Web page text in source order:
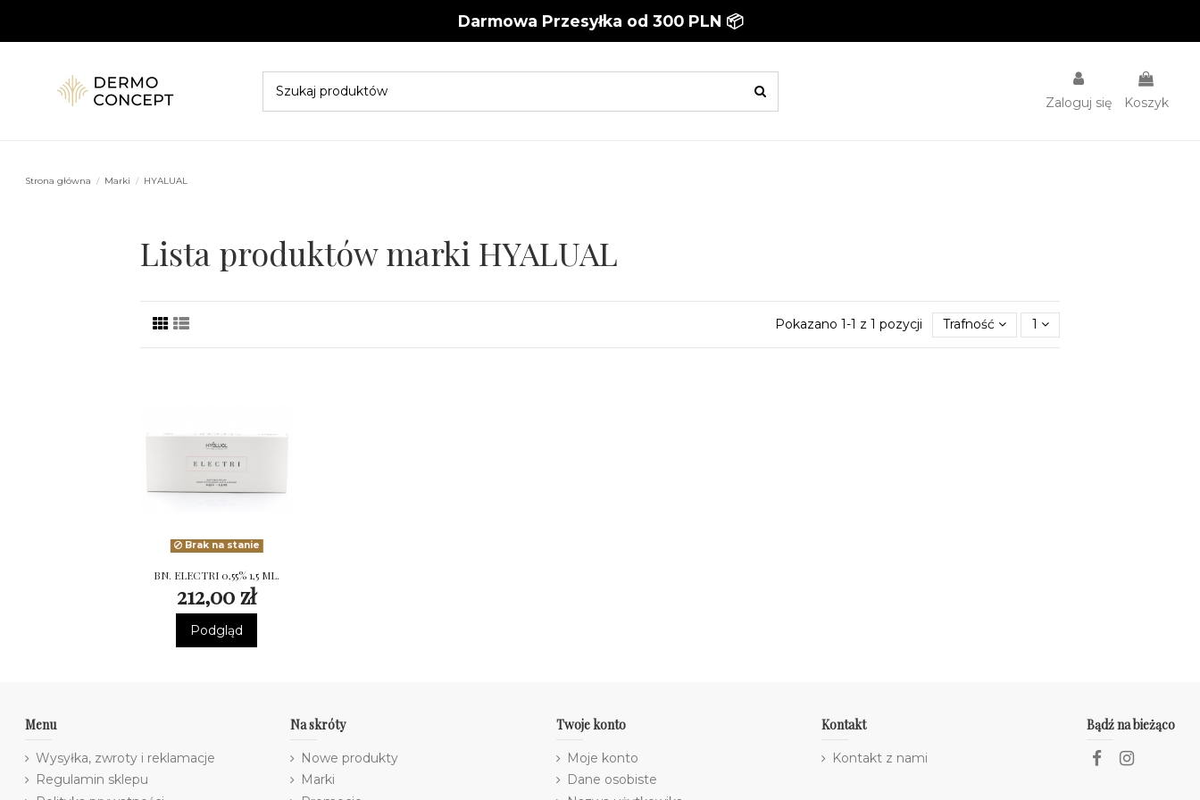
Darmowa Przesyłka od 300 PLN 📦
Zaloguj się Koszyk
Strona główna Marki HYALUAL
Lista produktów marki HYALUAL
Pokazano 1-1 z 1 pozycji Trafność 1
Brak na stanie
BN. ELECTRI 0,55% 1,5 ML.
212,00 zł
Podgląd
Menu
Wysyłka, zwroty i reklamacje
Regulamin sklepu
Na skróty
Nowe produkty
Marki
Twoje konto
Moje konto
Dane osobiste
Kontakt
Kontakt z nami
Bądź na bieżąco